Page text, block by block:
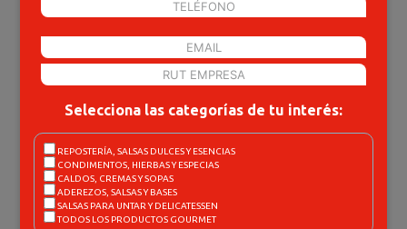
Selecciona las categorías de tu interés:
REPOSTERÍA, SALSAS DULCES Y ESENCIAS
CONDIMENTOS, HIERBAS Y ESPECIAS
CALDOS, CREMAS Y SOPAS
ADEREZOS, SALSAS Y BASES
SALSAS PARA UNTAR Y DELICATESSEN
TODOS LOS PRODUCTOS GOURMET